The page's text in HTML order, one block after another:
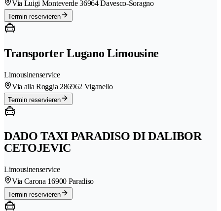
Via Luigi Monteverde 36964 Davesco-Soragno
Termin reservieren
Transporter Lugano Limousine
Limousinenservice
Via alla Roggia 286962 Viganello
Termin reservieren
DADO TAXI PARADISO DI DALIBOR
CETOJEVIC
Limousinenservice
Via Carona 16900 Paradiso
Termin reservieren